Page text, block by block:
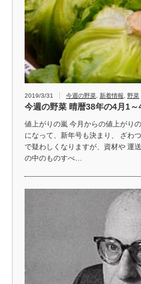
2019/3/31 今週の野菜, 新着情報, 野菜
今週の野菜 晴暦38年の4月1～
値上がりの嵐 今月からの値上がり
になって、新年号も決まり、 ざわ
で疑わしくなりますが、資材や 運
の中のものすべ…